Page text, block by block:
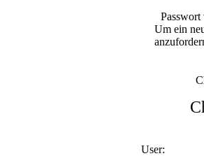
Passwort
Um ein
User: